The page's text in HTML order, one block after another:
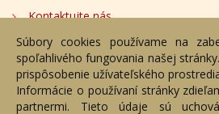
Kontaktujte nás
Bezplatné poradenstvo
Adresa
Súbory cookies používame na
spoľahlivého fungovania našej
prispôsobenie užívateľského
Informácie o používaní stránky
partnermi. Tieto údaje sú